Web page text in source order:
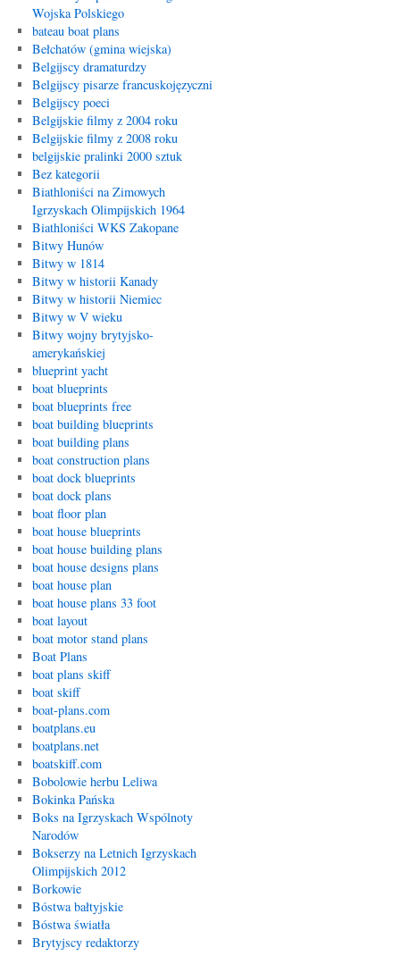
Wojska Polskiego
bateau boat plans
Bełchatów (gmina wiejska)
Belgijscy dramaturdzy
Belgijscy pisarze francuskojęzyczni
Belgijscy poeci
Belgijskie filmy z 2004 roku
Belgijskie filmy z 2008 roku
belgijskie pralinki 2000 sztuk
Bez kategorii
Biathloniści na Zimowych
Igrzyskach Olimpijskich 1964
Biathloniści WKS Zakopane
Bitwy Hunów
Bitwy w 1814
Bitwy w historii Kanady
Bitwy w historii Niemiec
Bitwy w V wieku
Bitwy wojny brytyjsko-
amerykańskiej
blueprint yacht
boat blueprints
boat blueprints free
boat building blueprints
boat building plans
boat construction plans
boat dock blueprints
boat dock plans
boat floor plan
boat house blueprints
boat house building plans
boat house designs plans
boat house plan
boat house plans 33 foot
boat layout
boat motor stand plans
Boat Plans
boat plans skiff
boat skiff
boat-plans.com
boatplans.eu
boatplans.net
boatskiff.com
Bobolowie herbu Leliwa
Bokinka Pańska
Boks na Igrzyskach Wspólnoty
Narodów
Bokserzy na Letnich Igrzyskach
Olimpijskich 2012
Borkowie
Bóstwa bałtyjskie
Bóstwa światła
Brytyjscy redaktorzy